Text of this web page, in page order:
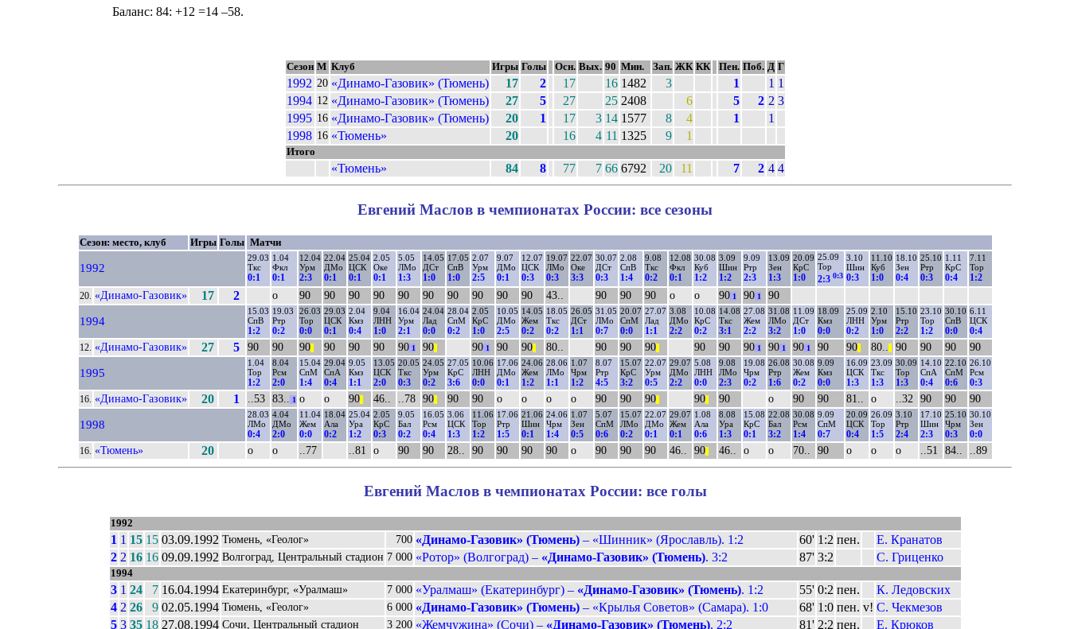
Баланс: 84: +12 =14 –58.
Сезон М Клуб Игры Голы Осн. Вых. 90 Мин. Зап. ЖК КК Пен. Поб. Д Г
1992 20 «Динамо-Газовик» (Тюмень) 17 2 17 16 1482 3 1 1 1
1994 12 «Динамо-Газовик» (Тюмень) 27 5 27 25 2408 6 5 2 2 3
1995 16 «Динамо-Газовик» (Тюмень) 20 1 17 3 14 1577 8 4 1
1
1998 16 «Тюмень» 20 16 4 11 1325 9 1
Итого
«Тюмень» 84 8 77 7 66 6792 20 11 7 2 4 4
Евгений Маслов в чемпионатах России: все сезоны
Сезон: место, клуб Игры Голы Матчи
1992
29.03
Ткс
0:1
1.04
Фкл
0:1
12.04
Урм
2:3
22.04
ДМо
0:1
25.04
ЦСК
0:1
2.05
Оке
0:1
5.05
ЛМо
1:3
14.05
ДСт
1:0
17.05
СпВ
1:0
2.07
Урм
2:5
9.07
ДМо
0:1
12.07
ЦСК
0:3
19.07
ЛМо
0:3
22.07
Оке
3:3
30.07
ДСт
0:3
2.08
СпВ
1:4
9.08
Ткс
0:2
12.08
Фкл
0:1
30.08
Куб
1:2
3.09
Шин
1:2
9.09
Ртр
2:3
13.09
Зен
1:3
20.09
КрС
1:0
25.09
Тор
2:30:3
3.10
Шин
0:3
11.10
Куб
1:0
18.10
Зен
0:4
25.10
Ртр
0:3
1.11
КрС
0:4
7.11
Тор
1:2
20. «Динамо-Газовик» 17 2 о 90 90 90 90 90 90 90 90 90 90 43.. 90 90 90 о о 901 901 90
1994
15.03
СпВ
1:2
19.03
Ртр
0:2
26.03
Тор
0:0
29.03
ЦСК
0:1
2.04
Кмз
0:4
9.04
ЛНН
1:0
16.04
Урм
2:1
24.04
Лад
0:0
28.04
СпМ
0:2
2.05
КрС
1:0
10.05
ДМо
2:5
14.05
Жем
0:2
18.05
Ткс
0:2
26.05
ДСт
1:1
31.05
ЛМо
0:7
20.07
СпМ
0:0
27.07
Лад
1:1
3.08
ДМо
2:2
10.08
КрС
0:2
14.08
Ткс
3:1
27.08
Жем
2:2
31.08
ЛМо
3:2
11.09
ДСт
1:0
18.09
Кмз
0:0
25.09
ЛНН
0:2
2.10
Урм
1:0
15.10
Ртр
2:2
23.10
Тор
1:2
30.10
СпВ
0:0
6.11
ЦСК
0:4
12. «Динамо-Газовик» 27 5 90 90 90|| 90 90 90 901 90|| 901 90 90|| 80.. 90 90 90|| 90 90 901 901 901 90 90|| 80.. 90 90 90 90
1995
1.04
Тор
1:2
8.04
Рсм
2:0
15.04
СпМ
1:4
29.04
СпА
0:4
9.05
Кмз
1:1
13.05
ЦСК
2:0
20.05
Ткс
0:3
24.05
Урм
0:2
27.05
КрС
3:6
10.06
ЛНН
0:0
17.06
ДМо
0:1
24.06
Жем
1:2
28.06
ЛМо
1:1
1.07
Чрм
1:2
8.07
Ртр
4:5
15.07
КрС
3:2
22.07
Урм
0:5
29.07
ДМо
2:2
5.08
ЛНН
0:0
9.08
ЛМо
2:3
19.08
Чрм
0:2
26.08
Ртр
1:6
30.08
Жем
0:2
9.09
Кмз
0:0
16.09
ЦСК
1:3
23.09
Ткс
1:3
30.09
Тор
1:3
14.10
СпА
0:4
22.10
СпМ
0:6
26.10
Рсм
0:3
16. «Динамо-Газовик» 20 1 ..53 83.. 1 о о 90|| 46.. ..78 90|| 90 90 о о о о 90 90 90|| 90|| 90 о 90 90 81.. о ..32 90 90 90
1998
28.03
ЛМо
0:4
4.04
ДМо
2:0
11.04
Жем
0:0
18.04
Ала
0:2
25.04
Ура
1:2
2.05
КрС
0:3
9.05
Бал
0:2
16.05
Рсм
0:4
3.06
ЦСК
1:3
11.06
Тор
1:2
17.06
Ртр
1:5
21.06
Шин
0:1
24.06
Чрм
1:4
1.07
Зен
0:5
5.07
СпМ
0:6
15.07
ЛМо
0:2
22.07
ДМо
0:1
29.07
Жем
0:1
1.08
Ала
0:6
8.08
Ура
1:3
15.08
КрС
0:1
22.08
Бал
3:2
30.08
Рсм
1:4
9.09
СпМ
0:7
20.09
ЦСК
0:4
26.09
Тор
1:5
3.10
Ртр
2:4
17.10
Шин
2:3
25.10
Чрм
0:3
30.10
Зен
0:0
16. «Тюмень» 20 о о ..77 ..81 о 90 90 28.. 90 90 90 90 о 90 90 90 46.. 90|| 46.. о о 70.. 90 о о о ..51 84.. ..89
Евгений Маслов в чемпионатах России: все голы
1992
1 1 15 15 03.09.1992 Тюмень, «Геолог» 700 «Динамо-Газовик» (Тюмень)– «Шинник» (Ярославль). 1:2 60' 1:2 пен.
Е. Кранатов
2 2 16 16 09.09.1992 Волгоград, Центральный стадион 7 000 «Ротор» (Волгоград) – «Динамо-Газовик» (Тюмень). 3:2 87' 3:2 С. Гриценко
1994
3 1 24 7 16.04.1994 Екатеринбург, «Уралмаш» 7 000 «Уралмаш» (Екатеринбург) – «Динамо-Газовик» (Тюмень). 1:2 55' 0:2 пен.
К. Ледовских
4 2 26 9 02.05.1994 Тюмень, «Геолог» 6 000 «Динамо-Газовик» (Тюмень)– «Крылья Советов» (Самара). 1:0 68' 1:0 пен. v! С. Чекмезов
5 3 35 18 27.08.1994 Сочи, Центральный стадион 3 200 «Жемчужина» (Сочи) – «Динамо-Газовик» (Тюмень). 2:2 81' 2:2 пен. Е. Крюков